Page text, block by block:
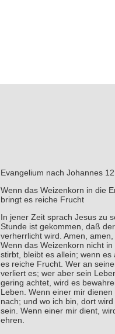
Evangelium nach Johannes
Wenn das Weizenkorn in die
bringt es reiche Frucht
In jener Zeit sprach Jesus zu
Stunde ist gekommen, daß
verherrlicht wird. Amen,
Wenn das Weizenkorn nicht
stirbt, bleibt es allein; wenn es
es reiche Frucht. Wer an
verliert es; wer aber sein
gering achtet, wird es
Leben. Wenn einer mir
nach; und wo ich bin, dort
sein. Wenn einer mir dient,
ehren.